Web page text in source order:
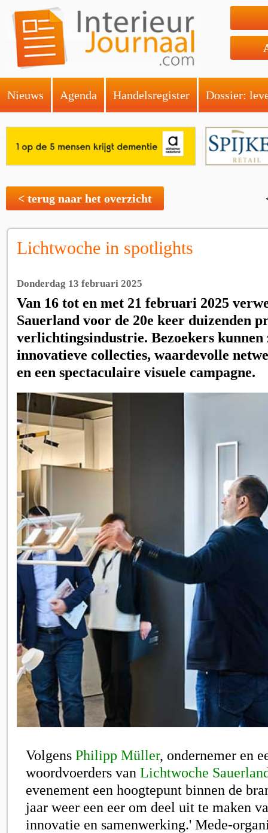
Nieuws Agenda Handelsregister Dossier:
< terug naar het overzicht
Lichtwoche in spotlights
Donderdag 13 februari 2025
Van 16 tot en met 21 februari 2025
Sauerland voor de 20e keer duizenden
verlichtingsindustrie. Bezoekers kunnen
innovatieve collecties, waardevolle
en een spectaculaire visuele campagne.
Volgens Philipp Müller, ondernemer en
woordvoerders van Lichtwoche
evenement een hoogtepunt binnen de
jaar weer een eer om deel uit te maken
innovatie en samenwerking.' Mede-